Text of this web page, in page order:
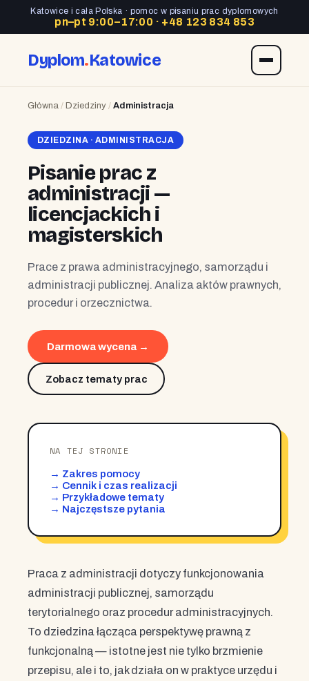
Katowice i cała Polska · pomoc w pisaniu prac dyplomowych
pn–pt 9:00–17:00 · +48 123 834 853
Dyplom.Katowice
Główna / Dziedziny / Administracja
DZIEDZINA · ADMINISTRACJA
Pisanie prac z
administracji —
licencjackich i
magisterskich
Prace z prawa administracyjnego, samorządu i
administracji publicznej. Analiza aktów prawnych,
procedur i orzecznictwa.
Darmowa wycena →
Zobacz tematy prac
NA TEJ STRONIE
→ Zakres pomocy
→ Cennik i czas realizacji
→ Przykładowe tematy
→ Najczęstsze pytania
Praca z administracji dotyczy funkcjonowania
administracji publicznej, samorządu
terytorialnego oraz procedur administracyjnych.
To dziedzina łącząca perspektywę prawną z
funkcjonalną — istotne jest nie tylko brzmienie
przepisu, ale i to, jak działa on w praktyce urzędu i